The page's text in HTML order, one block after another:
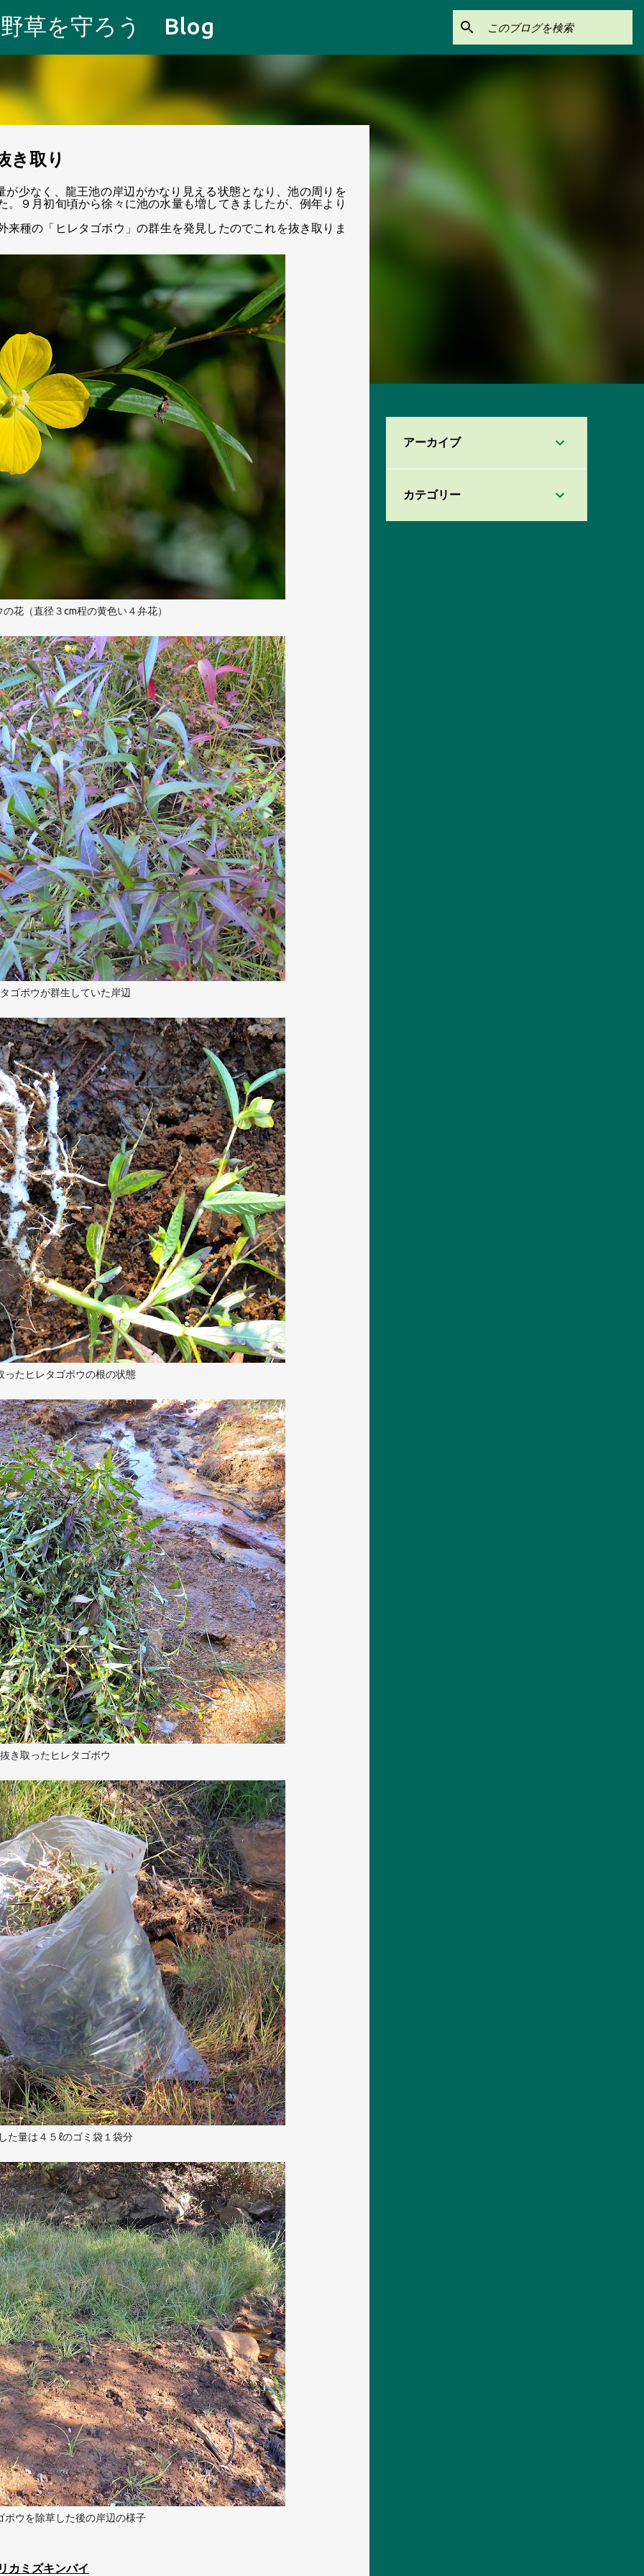
スキップしてメイン コンテンツに移動
野草を守ろう Blog
き取り
が少なく 龍王池の岸辺がかなり見える状態となり 、池の周りを
。９ 月初旬頃から徐 々 に池の水量も増してきましたが、 例年より
来種の 「 ヒレタゴボウ 」の群生を発見したのでこれを抜き取りま
花（直径３cm程の黄色い４弁花）
ゴボウが群生していた岸辺
ったヒレタゴボウの根の状態
抜き取ったヒレタゴボウ
た量は４５ℓのゴミ袋１袋分
ボウを除草した後の岸辺の様子
カミズキンバイ
アーカイブ
カテゴリー